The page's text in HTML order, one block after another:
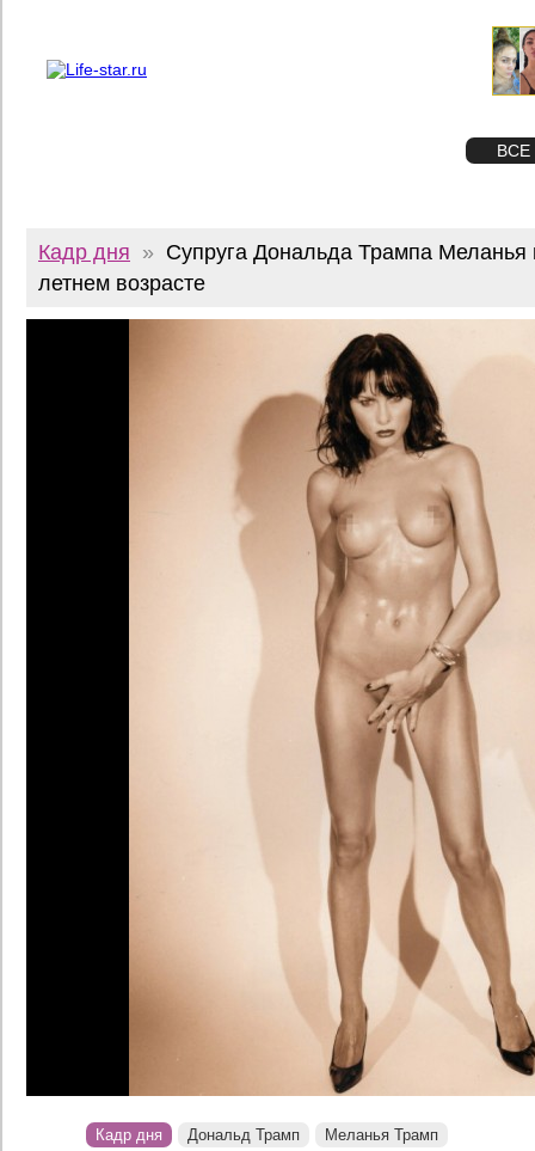
ВСЕ
Кадр дня » Супруга Дональда Трампа Меланья
летнем возрасте
Кадр дня Дональд Трамп Меланья Трамп